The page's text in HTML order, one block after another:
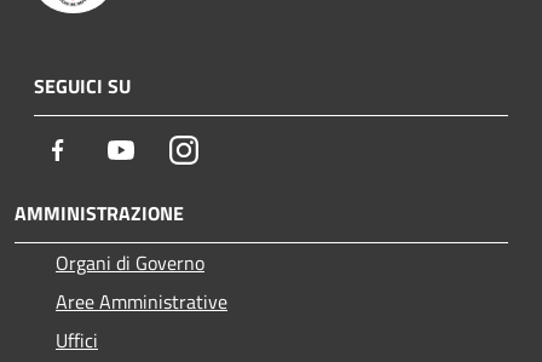
SEGUICI SU
Facebook YoutubeInstagram
AMMINISTRAZIONE
Organi di Governo
Aree Amministrative
Uffici